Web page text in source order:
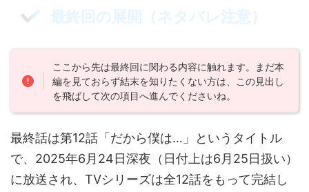
最終回の展開（ネタバレ注意）
ここから先は最終回に関わる内容に触れます。まだ本
編を見ておらず結末を知りたくない方は、この見出し
を飛ばして次の項目へ進んでくださいね。
最終話は第12話「だから僕は…」というタイトル
で、2025年6月24日深夜（日付上は6月25日扱い）
に放送され、TVシリーズは全12話をもって完結し